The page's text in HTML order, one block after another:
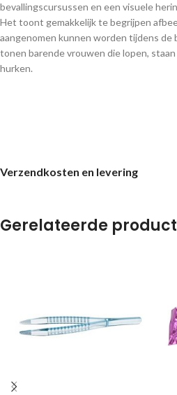
bevallingscursussen en een visuele
Het toont gemakkelijk te begrijpen
aangenomen kunnen worden tijdens de
tonen barende vrouwen die lopen,
hurken.
Verzendkosten en levering
Gerelateerde